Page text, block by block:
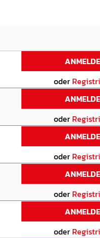
oder
oder
oder
oder
oder